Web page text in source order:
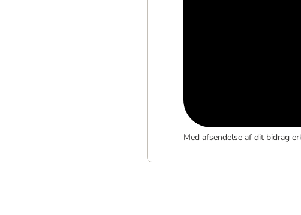
Med afsendelse af dit bidrag